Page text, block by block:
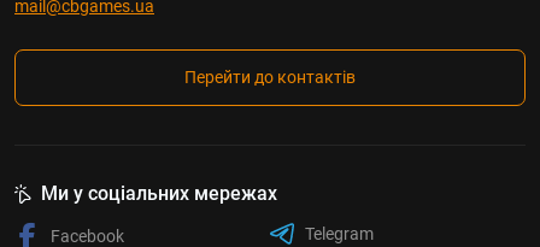
mail@cbgames.ua
Перейти до контактів
Ми у соціальних мережах
Facebook
Telegram